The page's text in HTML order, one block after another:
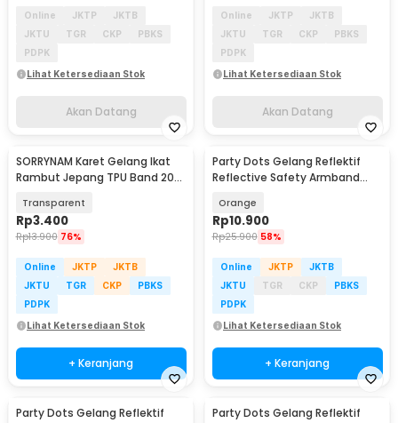
Online JKTP
JKTB
JKTU
TGR CKP
PBKS
PDPK
Lihat Ketersediaan Stok
Akan Datang
Online JKTP
JKTB
JKTU
TGR CKP
PBKS
PDPK
Lihat Ketersediaan Stok
Akan Datang
SORRYNAM Karet Gelang Ikat
Rambut Jepang TPU Band 200
Transparent
Rp3.400
Rp13.900 76%
Online JKTP
JKTB
JKTU
TGR CKP
PBKS
PDPK
Lihat Ketersediaan Stok
+ Keranjang
Party Dots Gelang Reflektif
Reflective Safety Armband
Orange
Rp10.900
Rp25.900 58%
Online JKTP
JKTB
JKTU
TGR CKP
PBKS
PDPK
Lihat Ketersediaan Stok
+ Keranjang
Party Dots Gelang Reflektif
Party Dots Gelang Reflektif